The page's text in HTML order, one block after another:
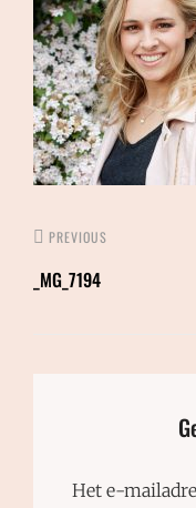
PREVIOUS
_MG_7194
Het e-